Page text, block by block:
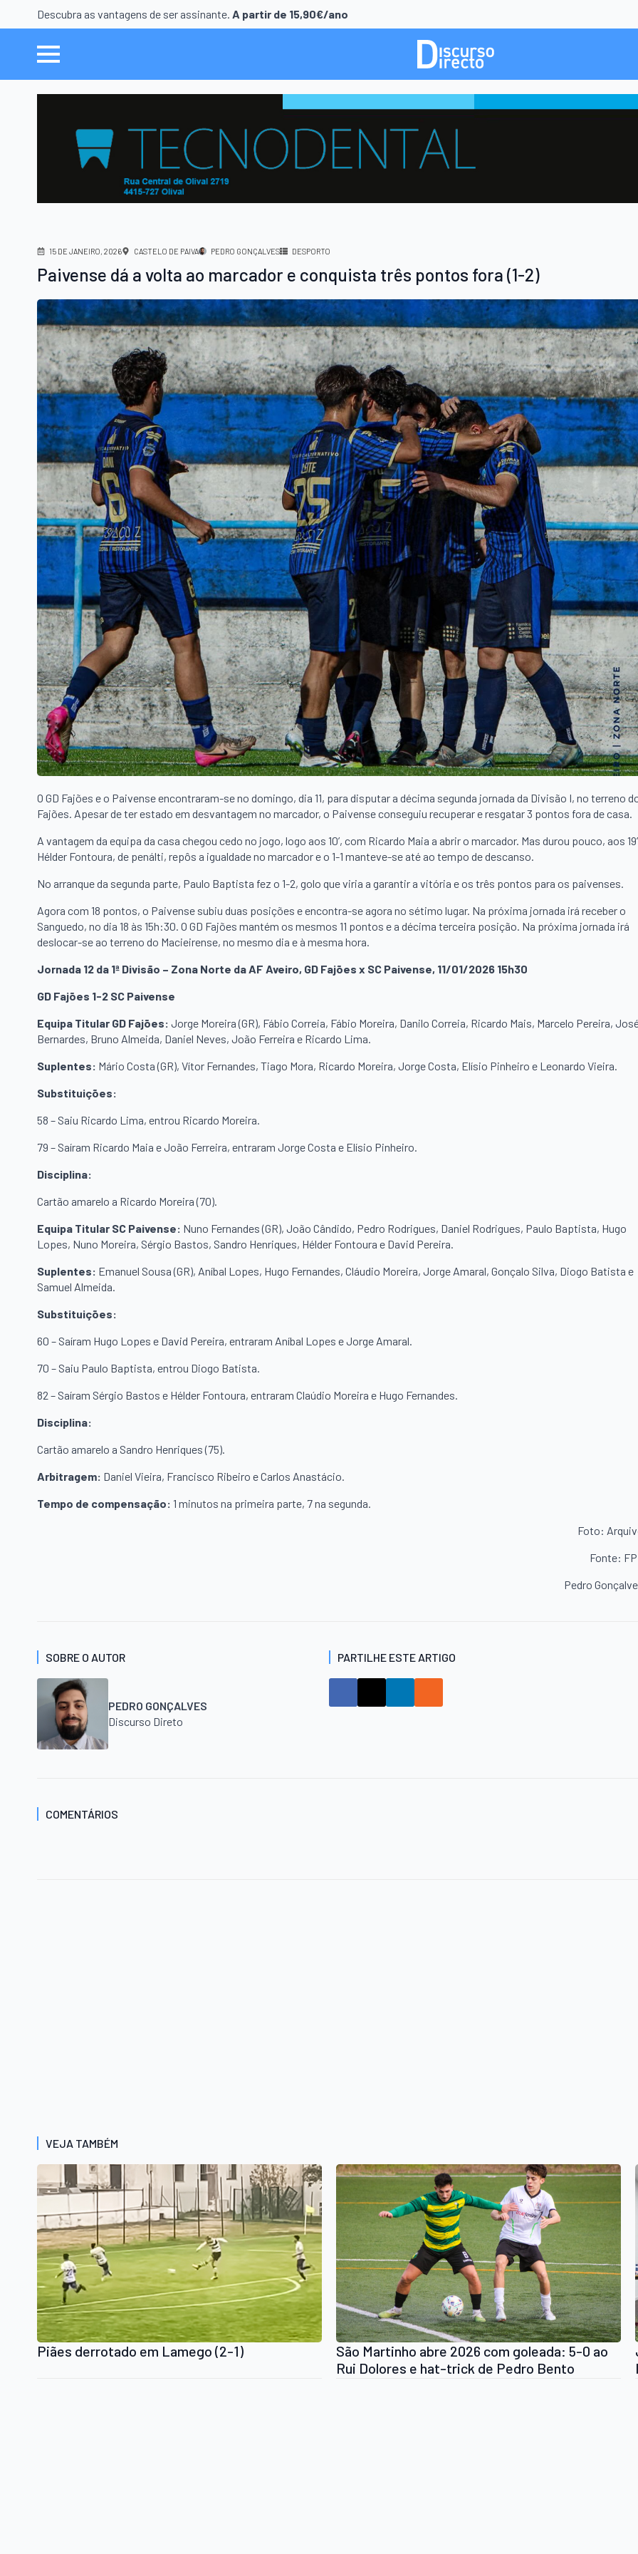
Descubra as vantagens de ser assinante. A partir de 15,90€/ano
15 DE JANEIRO, 2026 CASTELO DE PAIVA PEDRO GONÇALVES DESPORTO
Paivense dá a volta ao marcador e conquista três pontos fora (1-2)
O GD Fajões e o Paivense encontraram-se no domingo, dia 11, para disputar a décima segunda jornada da Divisão I, no terreno
Fajões. Apesar de ter estado em desvantagem no marcador, o Paivense conseguiu recuperar e resgatar 3 pontos fora de casa.
A vantagem da equipa da casa chegou cedo no jogo, logo aos 10’, com Ricardo Maia a abrir o marcador. Mas durou pouco, aos
Hélder Fontoura, de penálti, repôs a igualdade no marcador e o 1-1 manteve-se até ao tempo de descanso.
No arranque da segunda parte, Paulo Baptista fez o 1-2, golo que viria a garantir a vitória e os três pontos para os paivenses.
Agora com 18 pontos, o Paivense subiu duas posições e encontra-se agora no sétimo lugar. Na próxima jornada irá receber o
Sanguedo, no dia 18 às 15h:30. O GD Fajões mantém os mesmos 11 pontos e a décima terceira posição. Na próxima jornada irá
deslocar-se ao terreno do Macieirense, no mesmo dia e à mesma hora.
Jornada 12 da 1ª Divisão – Zona Norte da AF Aveiro, GD Fajões x SC Paivense, 11/01/2026 15h30
GD Fajões 1-2 SC Paivense
Equipa Titular GD Fajões: Jorge Moreira (GR), Fábio Correia, Fábio Moreira, Danilo Correia, Ricardo Mais, Marcelo Pereira,
Bernardes, Bruno Almeida, Daniel Neves, João Ferreira e Ricardo Lima.
Suplentes: Mário Costa (GR), Vítor Fernandes, Tiago Mora, Ricardo Moreira, Jorge Costa, Elísio Pinheiro e Leonardo Vieira.
Substituições:
58 – Saiu Ricardo Lima, entrou Ricardo Moreira.
79 – Saíram Ricardo Maia e João Ferreira, entraram Jorge Costa e Elísio Pinheiro.
Disciplina:
Cartão amarelo a Ricardo Moreira (70).
Equipa Titular SC Paivense: Nuno Fernandes (GR), João Cândido, Pedro Rodrigues, Daniel Rodrigues, Paulo Baptista, Hugo
Lopes, Nuno Moreira, Sérgio Bastos, Sandro Henriques, Hélder Fontoura e David Pereira.
Suplentes: Emanuel Sousa (GR), Aníbal Lopes, Hugo Fernandes, Cláudio Moreira, Jorge Amaral, Gonçalo Silva, Diogo Batista e
Samuel Almeida.
Substituições:
60 – Saíram Hugo Lopes e David Pereira, entraram Aníbal Lopes e Jorge Amaral.
70 – Saiu Paulo Baptista, entrou Diogo Batista.
82 – Saíram Sérgio Bastos e Hélder Fontoura, entraram Claúdio Moreira e Hugo Fernandes.
Disciplina:
Cartão amarelo a Sandro Henriques (75).
Arbitragem: Daniel Vieira, Francisco Ribeiro e Carlos Anastácio.
Tempo de compensação: 1 minutos na primeira parte, 7 na segunda.
Foto:
Fonte:
Pedro
SOBRE O AUTOR
PEDRO GONÇALVES
Discurso Direto
PARTILHE ESTE ARTIGO
COMENTÁRIOS
VEJA TAMBÉM
Piães derrotado em Lamego (2-1)
São Martinho abre 2026 com goleada: 5-0 ao
Rui Dolores e hat-trick de Pedro Bento